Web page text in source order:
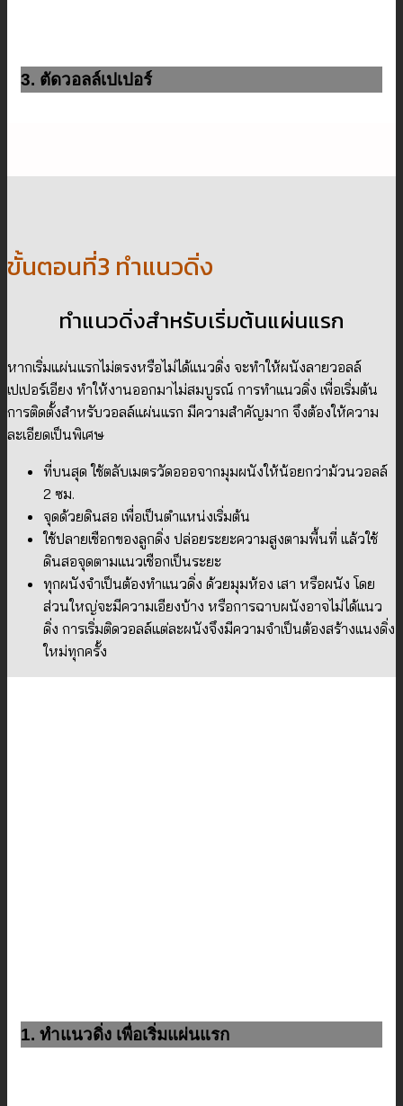
3. ตัดวอลล์เปเปอร์
ขั้นตอนที่3 ทำแนวดิ่ง
ทำแนวดิ่งสำหรับเริ่มต้นแผ่นแรก
หากเริ่มแผ่นแรกไม่ตรงหรือไม่ได้แนวดิ่ง จะทำให้ผนังลายวอลล์
เปเปอร์เอียง ทำให้งานออกมาไม่สมบูรณ์ การทำแนวดิ่ง เพื่อเริ่มต้น
การติดตั้งสำหรับวอลล์แผ่นแรก มีความสำคัญมาก จึงต้องให้ความ
ละเอียดเป็นพิเศษ
ที่บนสุด ใช้ตลับเมตรวัดอออจากมุมผนังให้น้อยกว่าม้วนวอลล์
2 ซม.
จุดด้วยดินสอ เพื่อเป็นตำแหน่งเริ่มต้น
ใช้ปลายเชือกของลูกดิ่ง ปล่อยระยะความสูงตามพื้นที่ แล้วใช้
ดินสอจุดตามแนวเชือกเป็นระยะ
ทุกผนังจำเป็นต้องทำแนวดิ่ง ด้วยมุมห้อง เสา หรือผนัง โดย
ส่วนใหญ่จะมีความเอียงบ้าง หรือการฉาบผนังอาจไม่ได้แนว
ดิ่ง การเริ่มติดวอลล์แต่ละผนังจึงมีความจำเป็นต้องสร้างแนงดิ่ง
ใหม่ทุกครั้ง
1. ทำแนวดิ่ง เพื่อเริ่มแผ่นแรก